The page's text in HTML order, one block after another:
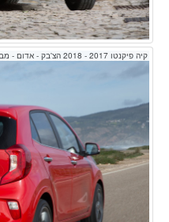
קיה פיקנטו 2017 - 2018 הצ'בק - אדום - מבט מאחור